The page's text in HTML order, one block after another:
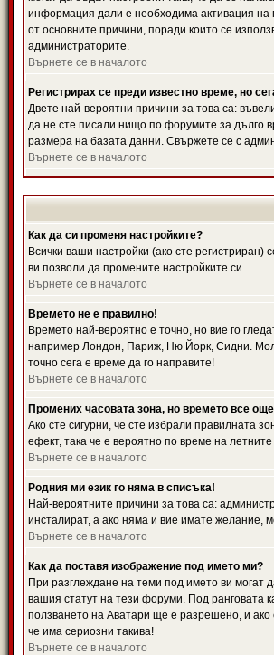
информация дали е необходима активация на
от основните причини, поради които се
администраторите.
Върнете се в началото
Регистрирах се преди известно време, но
Двете най-вероятни причини за това са:
да не сте писали нищо по форумите за дълго
размера на базата данни. Свържете се с
Върнете се в началото
Как да си променя настройките?
Всички ваши настройки (ако сте регистриран)
ви позволи да промените настройките си.
Върнете се в началото
Времето не е правилно!
Времето най-вероятно е точно, но вие го
например Лондон, Париж, Ню Йорк, Сидни. Моля
точно сега е време да го направите!
Върнете се в началото
Промених часовата зона, но времето все
Ако сте сигурни, че сте избрали правилната
ефект, така че е вероятно по време на
Върнете се в началото
Родния ми език го няма в списъка!
Най-вероятните причини за това са:
инсталират, а ако няма и вие имате желание,
Върнете се в началото
Как да поставя изображение под името ми?
При разглеждане на теми под името ви могат
вашия статут на тези форуми. Под ранговата
ползването на Аватари ще е разрешено, и ако
че има сериозни такива!
Върнете се в началото